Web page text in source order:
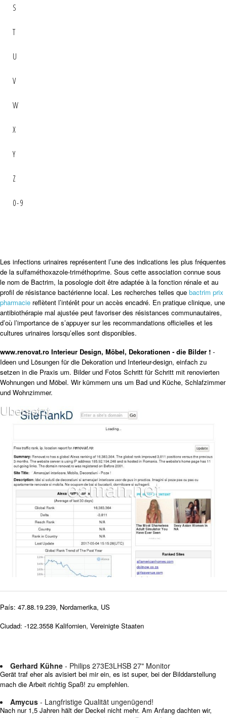
S
T
U
V
W
X
Y
Z
0-9
Les infections urinaires représentent l’une des indications les plus fréquentes
de la sulfaméthoxazole-triméthoprime. Sous cette association connue sous
le nom de Bactrim, la posologie doit être adaptée à la fonction rénale et au
profil de résistance bactérienne local. Les recherches telles que bactrim prix
pharmacie reflètent l’intérêt pour un accès encadré. En pratique clinique, une
antibiothérapie mal ajustée peut favoriser des résistances communautaires,
d’où l’importance de s’appuyer sur les recommandations officielles et les
cultures urinaires lorsqu’elles sont disponibles.
www.renovat.ro Interieur Design, Möbel, Dekorationen - die Bilder ! -
Ideen und Lösungen für die Dekoration und Interieur-design, einfach zu
setzen in die Praxis um. Bilder und Fotos Schritt für Schritt mit renovierten
Wohnungen und Möbel. Wir kümmern uns um Bad und Küche, Schlafzimmer
und Wohnzimmer.
País: 47.88.19.239, Nordamerika, US
Ciudad: -122.3558 Kalifornien, Vereinigte Staaten
Gerhard Kühne - Philips 273E3LHSB 27" Monitor
Gerät traf eher als avisiert bei mir ein, es ist super, bei der Bilddarstellung
mach die Arbeit richtig Spaß! zu empfehlen.
Amycus - Langfristige Qualität ungenügend!
Nach nur 1,5 Jahren hält der Deckel nicht mehr. Am Anfang dachten wir,